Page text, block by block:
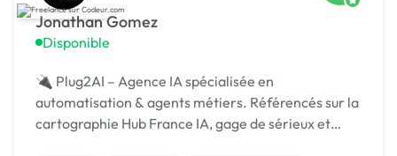
Jonathan Gomez
Disponible
🔌 Plug2AI – Agence IA spécialisée en
automatisation & agents métiers. Référencés sur la
cartographie Hub France IA, gage de sérieux et